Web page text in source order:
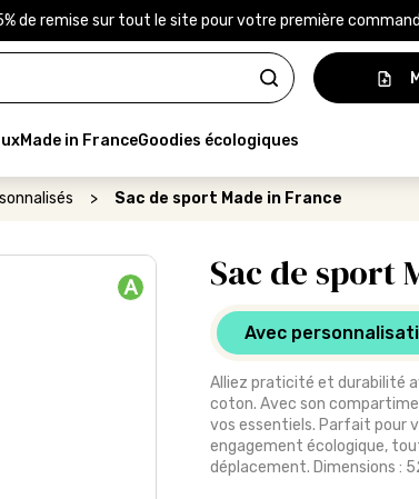
de remise sur tout le site pour votre première
Made in FranceGoodies écologiques
> Sac de sport Made in France
A Sac de sport
Avec
Alliez praticité et durabilité
coton. Avec son
vos essentiels. Parfait pour
engagement écologique,
déplacement. Dimensions :